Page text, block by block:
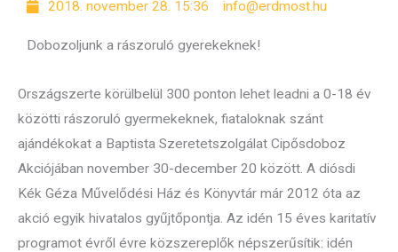
2018. november 28. 15:36 info@erdmost.hu
Dobozoljunk a rászoruló gyerekeknek!
Országszerte körülbelül 300 ponton lehet leadni a 0-18 év
közötti rászoruló gyermekeknek, fiataloknak szánt
ajándékokat a Baptista Szeretetszolgálat Cipősdoboz
Akciójában november 30-december 20 között. A diósdi
Kék Géza Művelődési Ház és Könyvtár már 2012 óta az
akció egyik hivatalos gyűjtőpontja. Az idén 15 éves karitatív
programot évről évre közszereplők népszerűsítik: idén